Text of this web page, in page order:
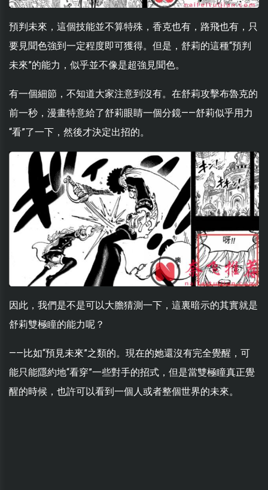
預判未來，這個技能並不算特殊，香克也有，路飛也有，只
要見聞色強到一定程度即可獲得。但是，舒莉的這種“預判
未來”的能力，似乎並不像是超強見聞色。
有一個細節，不知道大家注意到沒有。在舒莉攻擊布魯克的
前一秒，漫畫特意給了舒莉眼睛一個分鏡——舒莉似乎用力
“看”了一下，然後才決定出招的。
因此，我們是不是可以大膽猜測一下，這裏暗示的其實就是
舒莉雙極瞳的能力呢？
——比如“預見未來”之類的。現在的她還沒有完全覺醒，可
能只能隱約地“看穿”一些對手的招式，但是當雙極瞳真正覺
醒的時候，也許可以看到一個人或者整個世界的未來。